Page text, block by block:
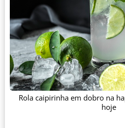
Rola caipirinha em dobro na
hoje